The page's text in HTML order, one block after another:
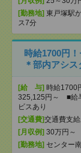
[勤務地] 東戸塚駅
ス7分
時給1700円
＊部内アシ
[給 与] 時給1700
325,125円～ ■給
ビスあり
[交通費]交通費支給
[月収例] 30万円～
[勤務地] センター